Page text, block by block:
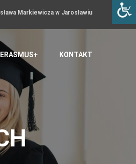
Markiewicza w Jarosławiu
ERASMUS+ KONTAKT